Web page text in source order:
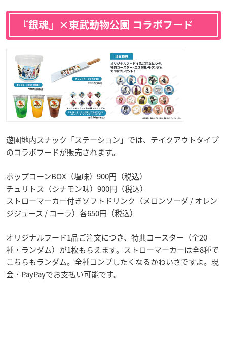
『銀魂』×東武動物公園 コラボフード
遊園地内スナック「ステーション」では、テイクアウトタイプ
のコラボフードが販売されます。
ポップコーンBOX（塩味）900円（税込）
チュリトス（シナモン味）900円（税込）
ストローマーカー付きソフトドリンク（メロンソーダ / オレン
ジジュース / コーラ）各650円（税込）
オリジナルフード1品ご注文につき、特典コースター（全20
種・ランダム）が1枚もらえます。ストローマーカーは全8種で
こちらもランダム。全種コンプしたくなるかわいさですよ。現
金・PayPayでお支払い可能です。